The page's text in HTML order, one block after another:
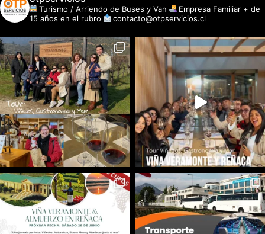
Turismo / Arriendo de Buses y Van
Empresa Familiar + de
15 años en el rubro
contacto@otpservicios.cl